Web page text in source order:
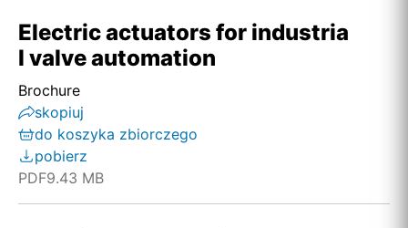
Electric actuators for industria
l valve automation
Brochure
skopiuj
do koszyka zbiorczego
pobierz
PDF9.43 MB